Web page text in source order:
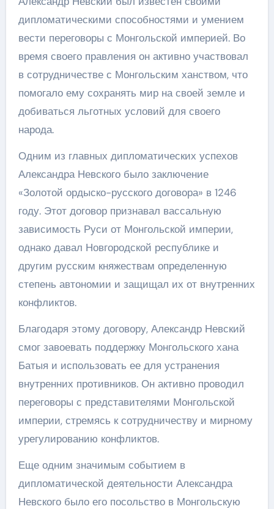
дипломатическими способностями и умением
вести переговоры с Монгольской империей. Во
время своего правления он активно участвовал
в сотрудничестве с Монгольским ханством, что
помогало ему сохранять мир на своей земле и
добиваться льготных условий для своего
народа.
Одним из главных дипломатических успехов
Александра Невского было заключение
«Золотой ордыско-русского договора» в 1246
году. Этот договор признавал вассальную
зависимость Руси от Монгольской империи,
однако давал Новгородской республике и
другим русским княжествам определенную
степень автономии и защищал их от внутренних
конфликтов.
Благодаря этому договору, Александр Невский
смог завоевать поддержку Монгольского хана
Батыя и использовать ее для устранения
внутренних противников. Он активно проводил
переговоры с представителями Монгольской
империи, стремясь к сотрудничеству и мирному
урегулированию конфликтов.
Еще одним значимым событием в
дипломатической деятельности Александра
Невского было его посольство в Монгольскую